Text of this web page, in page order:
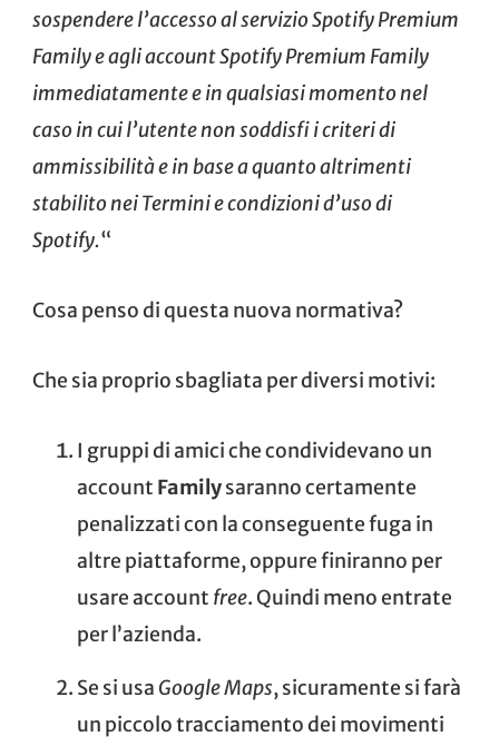
sospendere l’accesso al servizio Spotify Premium
Family e agli account Spotify Premium Family
immediatamente e in qualsiasi momento nel
caso in cui l’utente non soddisfi i criteri di
ammissibilità e in base a quanto altrimenti
stabilito nei Termini e condizioni d’uso di
Spotify.“
Cosa penso di questa nuova normativa?
Che sia proprio sbagliata per diversi motivi:
I gruppi di amici che condividevano un
account Familysaranno certamente
penalizzati con la conseguente fuga in
altre piattaforme, oppure finiranno per
usare account free. Quindi meno entrate
per l’azienda.
Se si usa Google Maps, sicuramente si farà
un piccolo tracciamento dei movimenti